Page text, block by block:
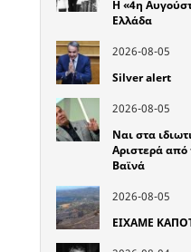
Η «4η
Ελλάδα
2026-08-05
Silver alert
2026-08-05
Ναι στα
Αριστερά από
Βαϊνά
2026-08-05
ΕΙΧΑΜΕ